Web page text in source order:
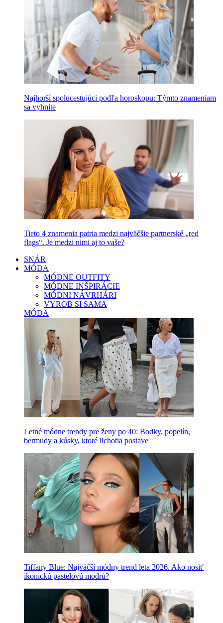
Najhorší spolucestujúci podľa horoskopu: Týmto znameniam
sa vyhnite
Tieto 4 znamenia patria medzi najväčšie partnerské „red
flags“. Je medzi nimi aj to vaše?
SNÁR
MÓDA
MÓDNE OUTFITY
MÓDNE INŠPIRÁCIE
MÓDNI NÁVRHÁRI
VYROB SI SAMA
MÓDA
Letné módne trendy pre ženy po 40: Bodky, popelín,
bermudy a kúsky, ktoré lichotia postave
Tiffany Blue: Najväčší módny trend leta 2026. Ako nosiť
ikonickú pastelovú modrú?